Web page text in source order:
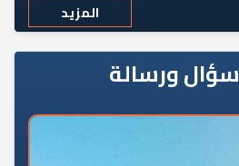
المزيد
سؤال ورسالة